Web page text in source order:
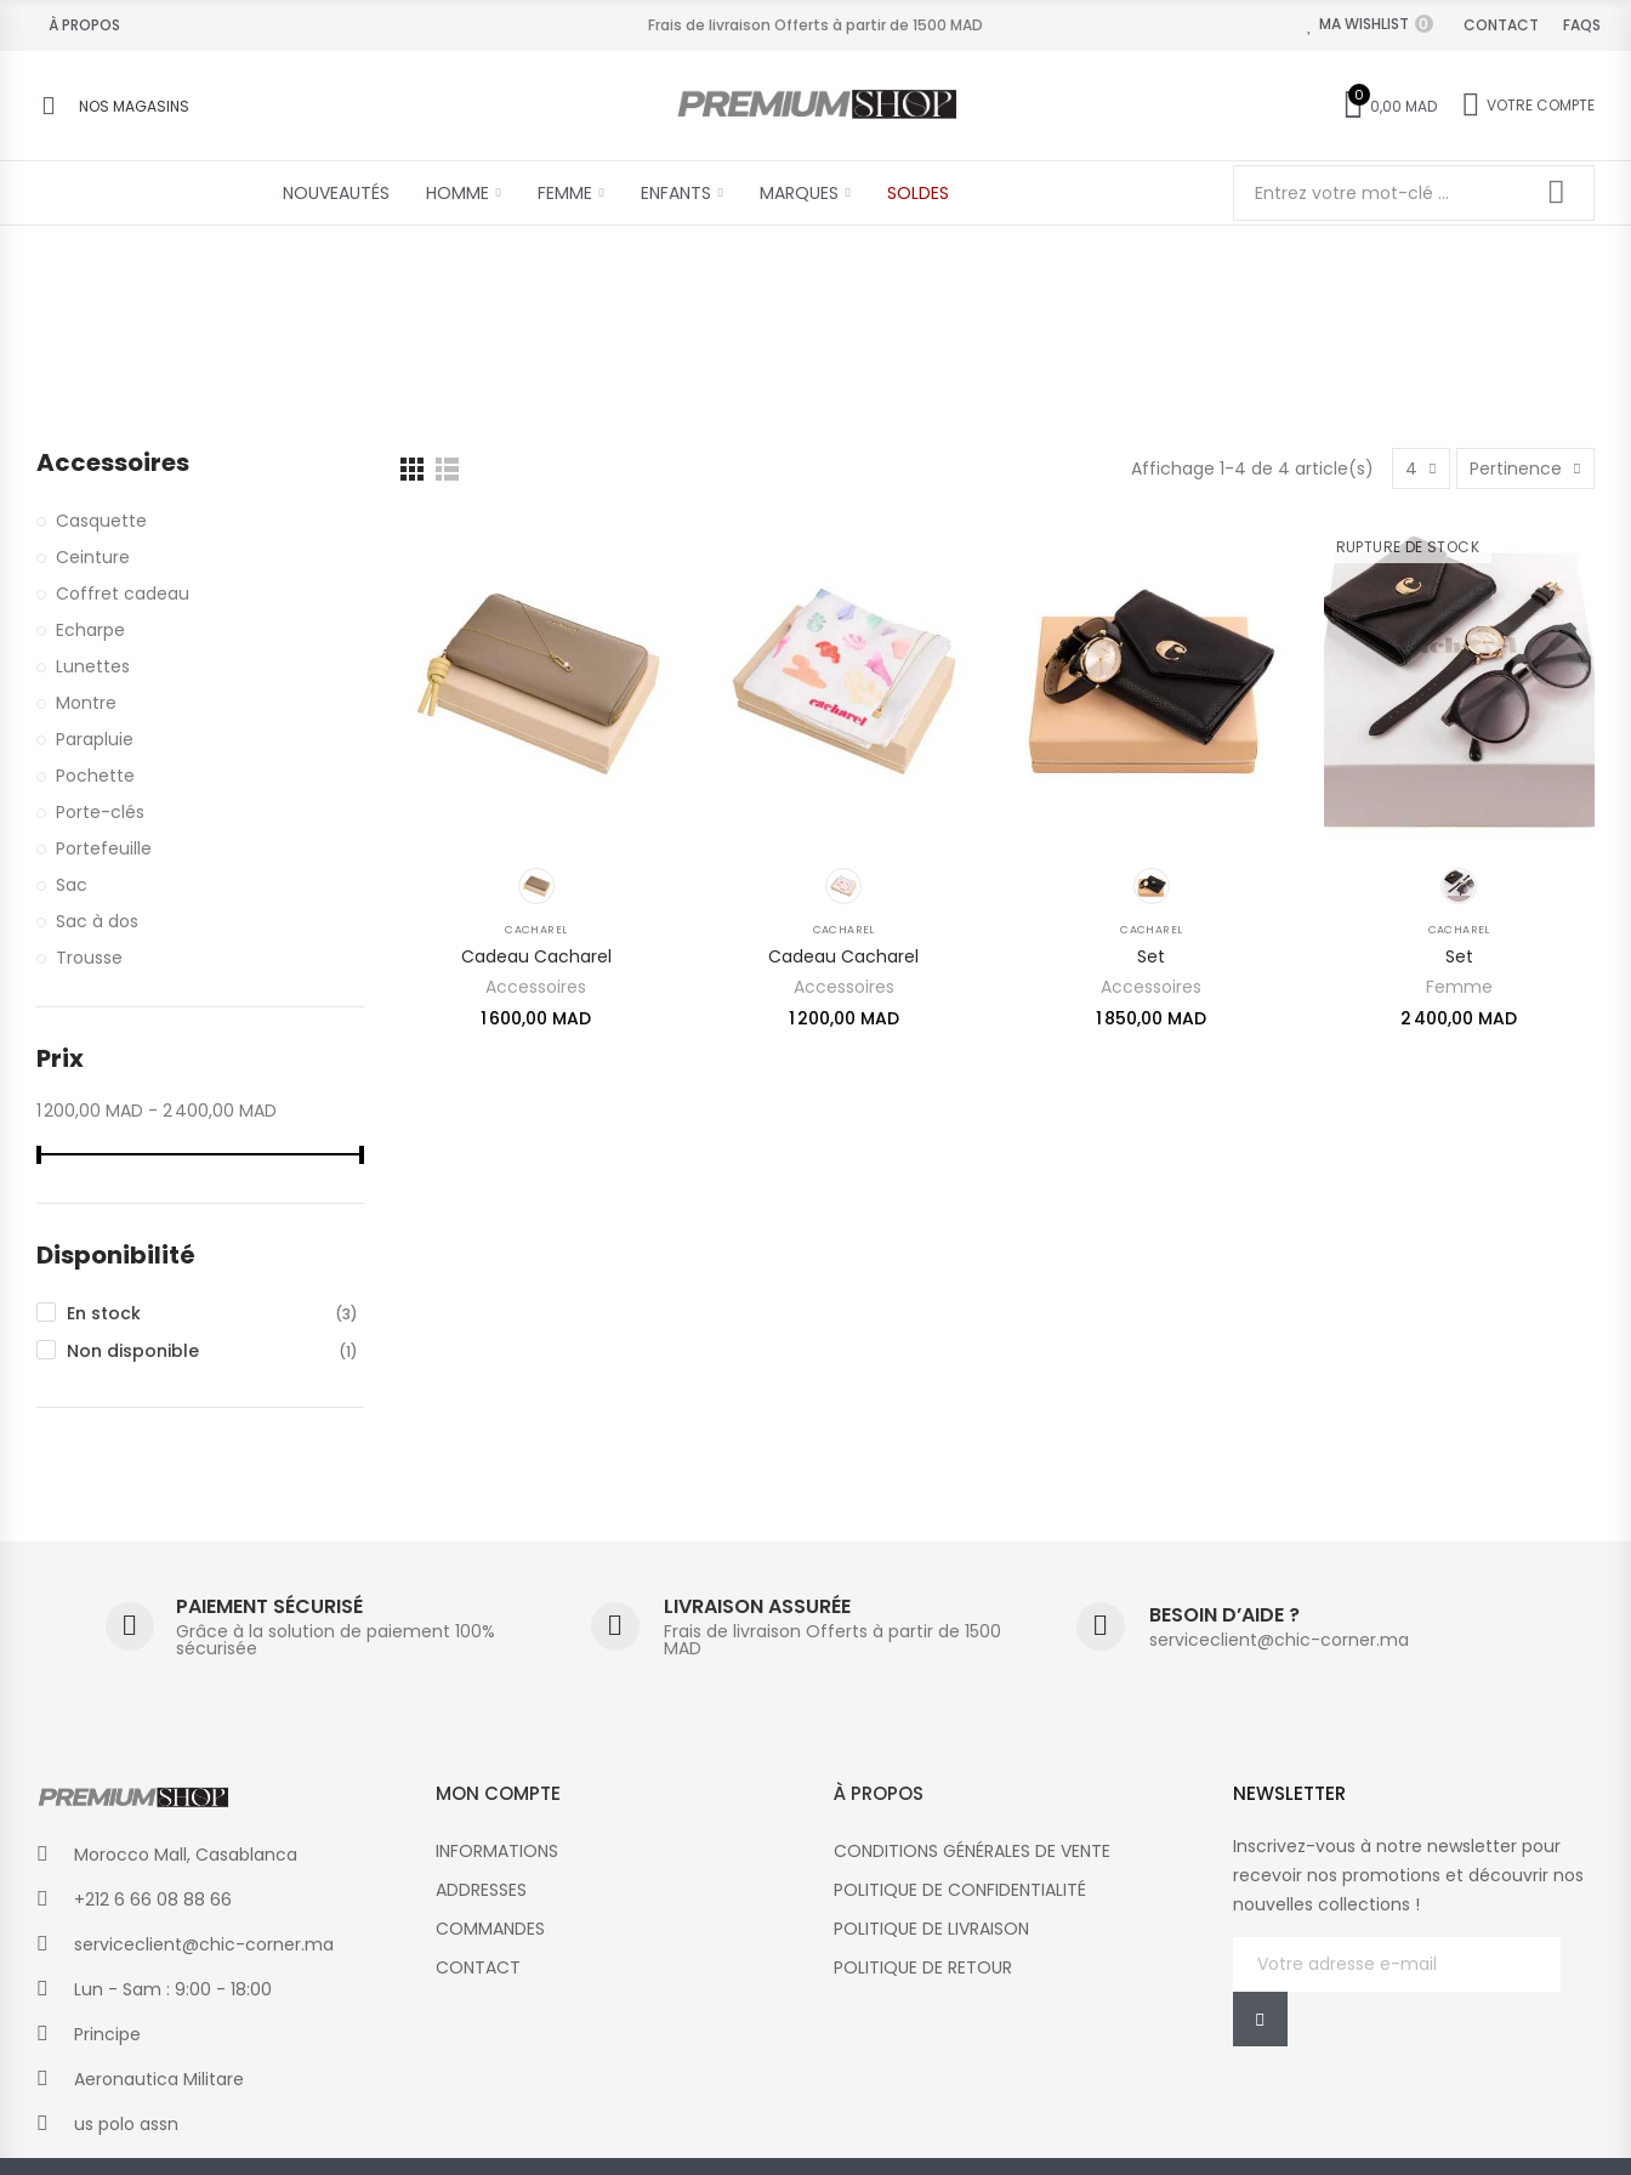
À PROPOS Frais de livraison Offerts à partir de 1500 MAD MA WISHLIST 0 CONTACT FAQS
NOS MAGASINS
0
0,00 MAD VOTRE COMPTE
NOUVEAUTÉS HOMME FEMME ENFANTS MARQUES SOLDES
Affichage 1-4 de 4 article(s) 4 Pertinence
CACHAREL
Cadeau Cacharel
Accessoires
1 600,00 MAD
CACHAREL
Cadeau Cacharel
Accessoires
1 200,00 MAD
CACHAREL
Set
Accessoires
1 850,00 MAD
RUPTURE DE STOCK
CACHAREL
Set
Femme
2 400,00 MAD
Accessoires
Casquette
Ceinture
Coffret cadeau
Echarpe
Lunettes
Montre
Parapluie
Pochette
Porte-clés
Portefeuille
Sac
Sac à dos
Trousse
Prix
1 200,00 MAD - 2 400,00 MAD
Disponibilité
En stock (3)
Non disponible (1)
PAIEMENT SÉCURISÉ
Grâce à la solution de paiement 100%
sécurisée
LIVRAISON ASSURÉE
Frais de livraison Offerts à partir de 1500
MAD
BESOIN D’AIDE ?
serviceclient@chic-corner.ma
Morocco Mall, Casablanca
+212 6 66 08 88 66
serviceclient@chic-corner.ma
Lun - Sam : 9:00 - 18:00
Principe
Aeronautica Militare
us polo assn
MON COMPTE
INFORMATIONS
ADDRESSES
COMMANDES
CONTACT
À PROPOS
CONDITIONS GÉNÉRALES DE VENTE
POLITIQUE DE CONFIDENTIALITÉ
POLITIQUE DE LIVRAISON
POLITIQUE DE RETOUR
NEWSLETTER
Inscrivez-vous à notre newsletter pour
recevoir nos promotions et découvrir nos
nouvelles collections !